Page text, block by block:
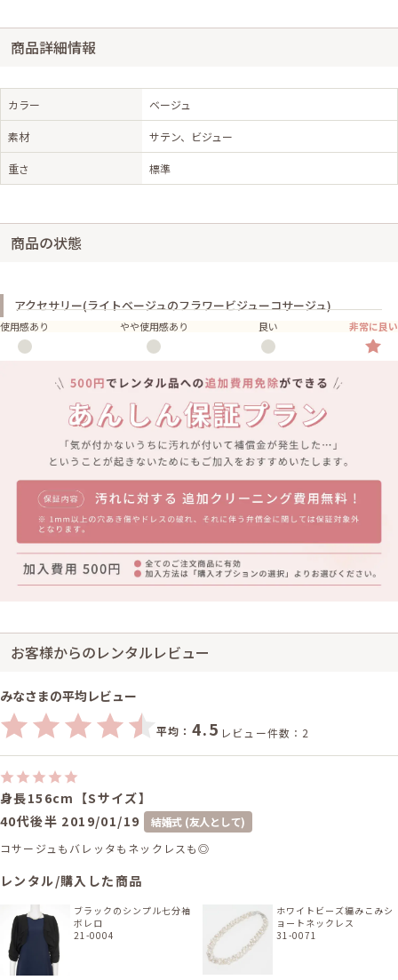
商品詳細情報
カラー ベージュ
素材 サテン、ビジュー
重さ 標準
商品の状態
アクセサリー(ライトベージュのフラワービジューコサージュ)
使用感あり やや使用感あり 良い 非常に良い
お客様からのレンタルレビュー
みなさまの平均レビュー
平均： 4.5 レビュー件数：2
身長156cm【Sサイズ】
40代後半 2019/01/19
結婚式 (友人として)
コサージュもバレッタもネックレスも◎
レンタル/購入した商品
ブラックのシンプル七分袖
ボレロ
21-0004
ホワイトビーズ編みこみシ
ョートネックレス
31-0071